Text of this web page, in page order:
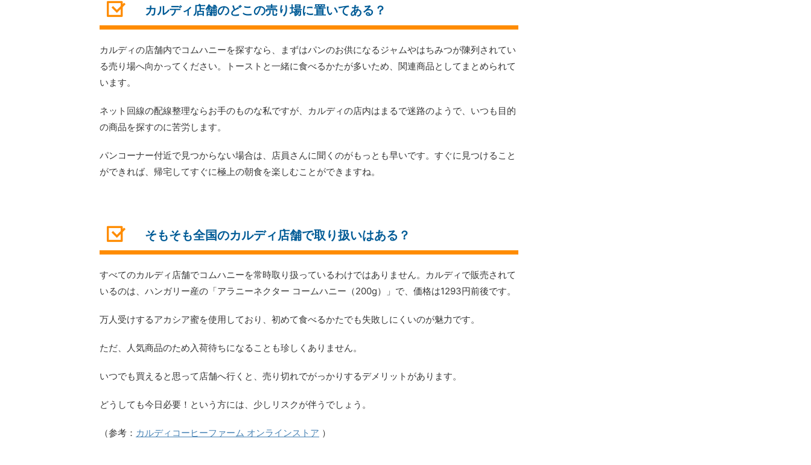
カルディ店舗のどこの売り場に置いてある？
カルディの店舗内でコムハニーを探すなら、まずはパンのお供になるジャムやはちみつが陳列されてい
る売り場へ向かってください。トーストと一緒に食べるかたが多いため、関連商品としてまとめられて
います。
ネット回線の配線整理ならお手のものな私ですが、カルディの店内はまるで迷路のようで、いつも目的
の商品を探すのに苦労します。
パンコーナー付近で見つからない場合は、店員さんに聞くのがもっとも早いです。すぐに見つけること
ができれば、帰宅してすぐに極上の朝食を楽しむことができますね。
そもそも全国のカルディ店舗で取り扱いはある？
すべてのカルディ店舗でコムハニーを常時取り扱っているわけではありません。カルディで販売されて
いるのは、ハンガリー産の「アラニーネクター コームハニー（200g）」で、価格は1293円前後です。
万人受けするアカシア蜜を使用しており、初めて食べるかたでも失敗しにくいのが魅力です。
ただ、人気商品のため入荷待ちになることも珍しくありません。
いつでも買えると思って店舗へ行くと、売り切れでがっかりするデメリットがあります。
どうしても今日必要！という方には、少しリスクが伴うでしょう。
（参考： カルディコーヒーファーム オンラインストア ）